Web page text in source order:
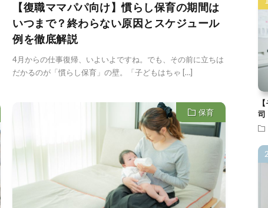
【復職ママパパ向け】慣らし保育の期間は
いつまで？終わらない原因とスケジュール
例を徹底解説
4月からの仕事復帰、いよいよですね。でも、その前に立ちは
だかるのが「慣らし保育」の壁。「子どもはちゃ […]
保育
司